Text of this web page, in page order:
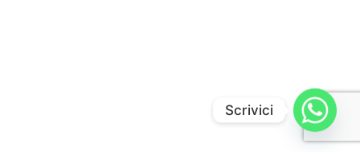
Scrivici